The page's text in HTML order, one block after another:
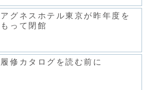
アグネスホテル東京が昨年度を
もって閉館
履修カタログを読む前に